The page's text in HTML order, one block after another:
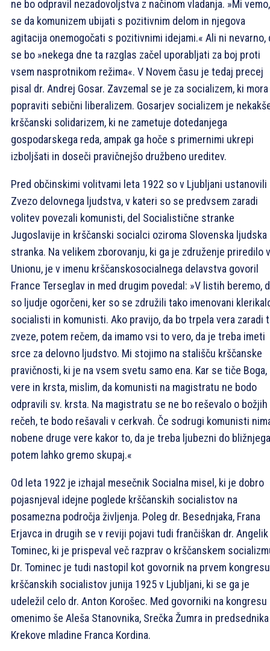
ne bo odpravil nezadovoljstva z načinom vladanja. »Mi
se da komunizem ubijati s pozitivnim delom in njegova
agitacija onemogočati s pozitivnimi idejami.« Ali ni nevarno,
se bo »nekega dne ta razglas začel uporabljati za boj proti
vsem nasprotnikom režima«. V Novem času je tedaj precej
pisal dr. Andrej Gosar. Zavzemal se je za socializem, ki mora
popraviti sebični liberalizem. Gosarjev socializem je
krščanski solidarizem, ki ne zametuje dotedanjega
gospodarskega reda, ampak ga hoče s primernimi ukrepi
izboljšati in doseči pravičnejšo družbeno ureditev.
Pred občinskimi volitvami leta 1922 so v Ljubljani ustanovili
Zvezo delovnega ljudstva, v kateri so se predvsem zaradi
volitev povezali komunisti, del Socialistične stranke
Jugoslavije in krščanski socialci oziroma Slovenska ljudska
stranka. Na velikem zborovanju, ki ga je združenje priredilo v
Unionu, je v imenu krščanskosocialnega delavstva govoril
France Terseglav in med drugim povedal: »V listih beremo,
so ljudje ogorčeni, ker so se združili tako imenovani
socialisti in komunisti. Ako pravijo, da bo trpela vera zaradi
zveze, potem rečem, da imamo vsi to vero, da je treba imeti
srce za delovno ljudstvo. Mi stojimo na stališču krščanske
pravičnosti, ki je na vsem svetu samo ena. Kar se tiče Boga,
vere in krsta, mislim, da komunisti na magistratu ne bodo
odpravili sv. krsta. Na magistratu se ne bo reševalo o božjih
rečeh, te bodo rešavali v cerkvah. Če sodrugi komunisti
nobene druge vere kakor to, da je treba ljubezni do
potem lahko gremo skupaj.«
Od leta 1922 je izhajal mesečnik Socialna misel, ki je dobro
pojasnjeval idejne poglede krščanskih socialistov na
posamezna področja življenja. Poleg dr. Besednjaka, Frana
Erjavca in drugih se v reviji pojavi tudi frančiškan dr. Angelik
Tominec, ki je prispeval več razprav o krščanskem
Dr. Tominec je tudi nastopil kot govornik na prvem kongresu
krščanskih socialistov junija 1925 v Ljubljani, ki se ga je
udeležil celo dr. Anton Korošec. Med govorniki na kongresu
omenimo še Aleša Stanovnika, Srečka Žumra in predsednika
Krekove mladine Franca Kordina.